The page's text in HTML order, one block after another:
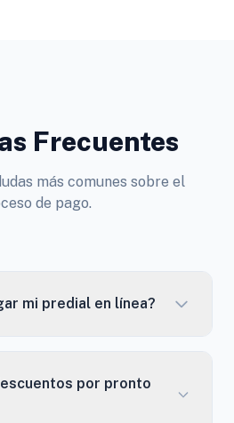
Frecuentes
más comunes sobre el
de pago.
mi predial en línea?
por pronto